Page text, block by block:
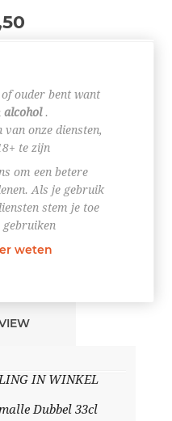
-
NU!
IN WINKEL
Dubbel 33cl
ouder bent want
alcohol.
onze diensten,
te zijn
om een betere
Als je gebruik
stem je toe
gebruiken
weten